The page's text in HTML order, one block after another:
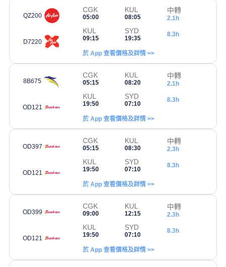
QZ200
CGK
05:00
KUL
08:05
中轉
2.1h
D7220
KUL
09:15
SYD
19:35
8.3h
於 App 查看價格及詳情 >>
8B675
CGK
05:15
KUL
08:20
中轉
2.1h
OD121
KUL
19:50
SYD
07:10
8.3h
於 App 查看價格及詳情 >>
OD397
CGK
05:15
KUL
08:30
中轉
2.3h
OD121
KUL
19:50
SYD
07:10
8.3h
於 App 查看價格及詳情 >>
OD399
CGK
09:00
KUL
12:15
中轉
2.3h
OD121
KUL
19:50
SYD
07:10
8.3h
於 App 查看價格及詳情 >>